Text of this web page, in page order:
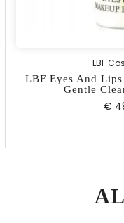
LBF
LBF Eyes And
Gentle
€